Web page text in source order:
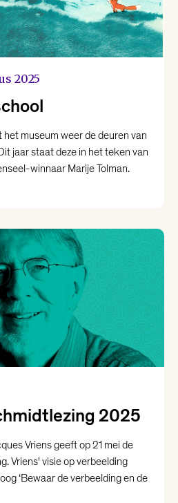
2025
museum weer de deuren van
jaar staat deze in het teken van
winnaar Marije Tolman.
2025
Vriens geeft op 21 mei de
Vriens' visie op verbeelding
‘Bewaar de verbeelding en de